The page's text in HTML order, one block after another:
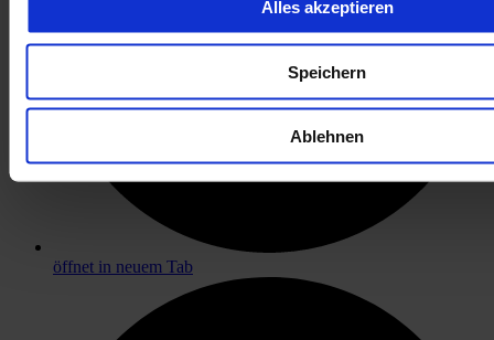
Alles akzeptieren
Speichern
Ablehnen
öffnet in neuem Tab